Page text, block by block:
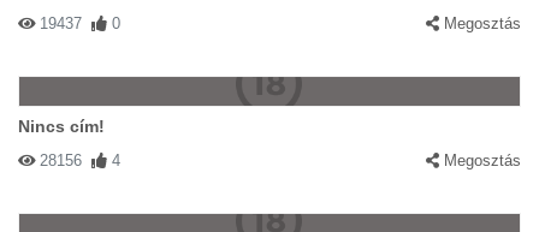
19437 0 Megosztás
Nincs cím!
28156 4 Megosztás